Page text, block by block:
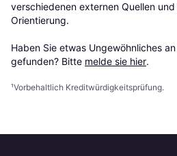
verschiedenen externen Quellen
Orientierung.
Haben Sie etwas Ungewöhnliches
gefunden? Bitte melde sie hier.
¹Vorbehaltlich Kreditwürdigkeitsprüfung.